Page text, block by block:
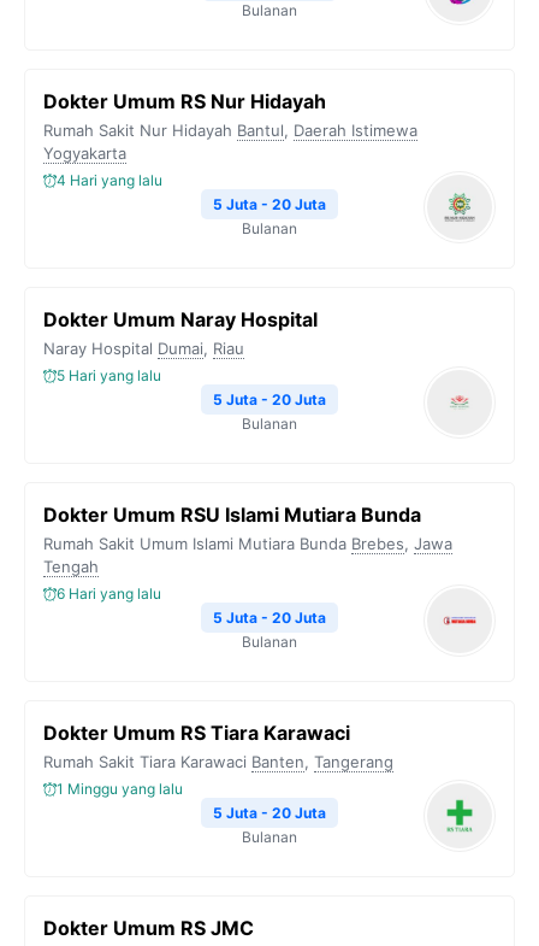
Bulanan
Dokter Umum RS Nur Hidayah
Rumah Sakit Nur Hidayah Bantul, Daerah Istimewa
Yogyakarta
4 Hari yang lalu
5 Juta - 20 Juta
Bulanan
Dokter Umum Naray Hospital
Naray Hospital Dumai, Riau
5 Hari yang lalu
5 Juta - 20 Juta
Bulanan
Dokter Umum RSU Islami Mutiara Bunda
Rumah Sakit Umum Islami Mutiara Bunda Brebes, Jawa
Tengah
6 Hari yang lalu
5 Juta - 20 Juta
Bulanan
Dokter Umum RS Tiara Karawaci
Rumah Sakit Tiara Karawaci Banten, Tangerang
1 Minggu yang lalu
5 Juta - 20 Juta
Bulanan
Dokter Umum RS JMC